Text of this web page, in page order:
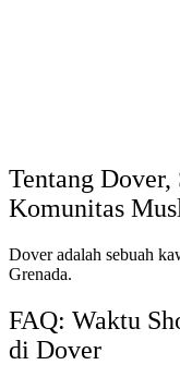
Tentang Dover,
Komunitas
Dover adalah sebuah
Grenada.
FAQ: Waktu
di Dover